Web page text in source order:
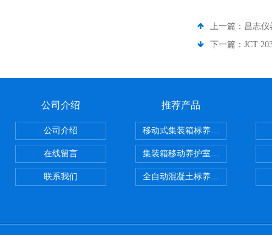
上一篇： 昌志仪
下一篇： JCT
公司介绍
公司介绍
在线留言
联系我们
推荐产品
移动式集装箱标养室 养护室设备
集装箱移动养护室 标养室
全自动混凝土标养室恒温恒湿设备